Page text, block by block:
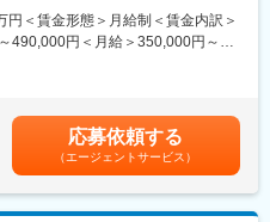
験や体制整備も万全です。
120日）、最大10日間の長期休暇
っている背景から海外向けのビジ
化のための採用になります。製品
っていただける方を募集します。
誇る当社にて、仮設資材、仮設資
をお任せします。客先の打合せか
まで幅広く関わります。
円＜賃金形態＞月給制＜賃金内訳＞
490,000円＜月給＞350,000円～
応募依頼する
（エージェントサービス）